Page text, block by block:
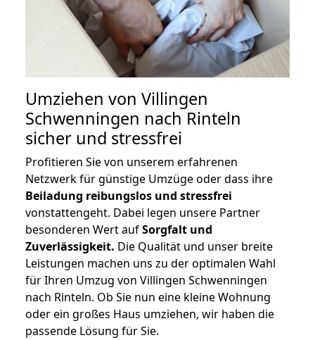
Umziehen von Villingen
Schwenningen nach Rinteln
sicher und stressfrei
Profitieren Sie von unserem erfahrenen
Netzwerk für günstige Umzüge oder dass ihre
Beiladung reibungslos und stressfrei
vonstattengeht. Dabei legen unsere Partner
besonderen Wert aufSorgfalt und
Zuverlässigkeit. Die Qualität und unser breite
Leistungen machen uns zu der optimalen Wahl
für Ihren Umzug von Villingen Schwenningen
nach Rinteln. Ob Sie nun eine kleine Wohnung
oder ein großes Haus umziehen, wir haben die
passende Lösung für Sie.